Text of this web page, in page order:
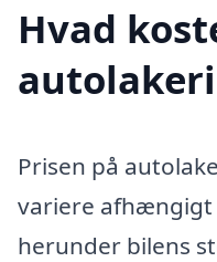
Hvad
Prisen på
variere afhængigt
herunder bilens